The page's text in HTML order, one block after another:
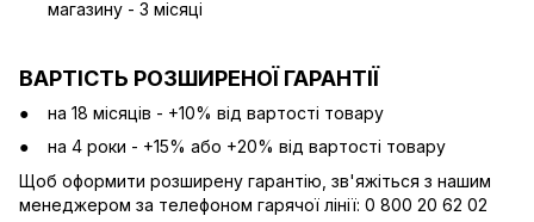
магазину - 3 місяці
ВАРТІСТЬ РОЗШИРЕНОЇ ГАРАНТІЇ
на 18 місяців - +10% від вартості товару
на 4 роки - +15% або +20% від вартості товару
Щоб оформити розширену гарантію, зв'яжіться з нашим
менеджером за телефоном гарячої лінії: 0 800 20 62 02